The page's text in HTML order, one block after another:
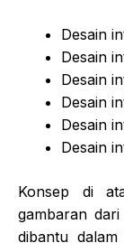
Desain
Desain
Desain
Desain
Desain
Desain
Konsep di
gambaran
dibantu